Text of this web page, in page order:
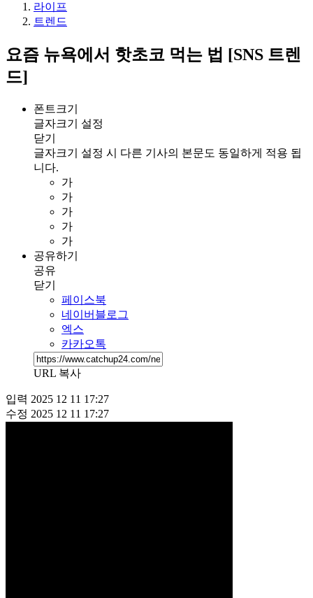
라이프
트렌드
요즘 뉴욕에서 핫초코 먹는 법 [SNS 트렌
드]
폰트크기
글자크기 설정
닫기
글자크기 설정 시 다른 기사의 본문도 동일하게 적용 됩
니다.
가
가
가
가
가
공유하기
공유
닫기
페이스북
네이버블로그
엑스
카카오톡
URL 복사
입력 2025 12 11 17:27
수정 2025 12 11 17:27